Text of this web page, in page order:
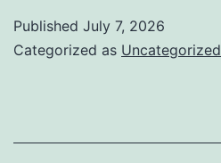
Published July 7, 2026
Categorized as Uncategorized